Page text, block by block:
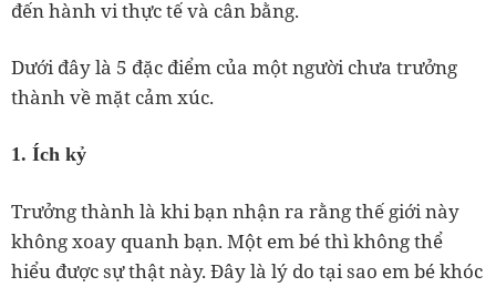
đến hành vi thực tế và cân bằng.
Dưới đây là 5 đặc điểm của một người chưa trưởng
thành về mặt cảm xúc.
1. Ích kỷ
Trưởng thành là khi bạn nhận ra rằng thế giới này
không xoay quanh bạn. Một em bé thì không thể
hiểu được sự thật này. Đây là lý do tại sao em bé khóc